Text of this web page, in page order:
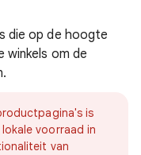
die op de hoogte
winkels om de
is
voorraad in
van